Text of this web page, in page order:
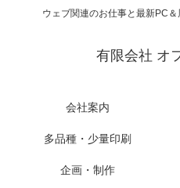
ウェブ関連のお仕事と最新PC
有限会社 オ
会社案内
多品種・少量印刷
企画・制作